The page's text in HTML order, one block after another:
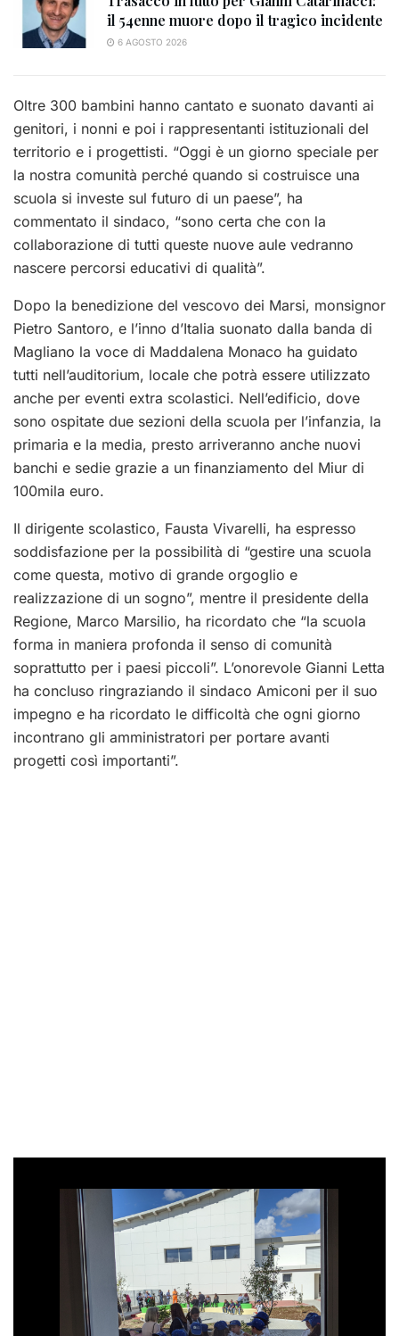
il 54enne muore dopo il tragico incidente
6 AGOSTO 2026
Oltre 300 bambini hanno cantato e suonato davanti ai
genitori, i nonni e poi i rappresentanti istituzionali del
territorio e i progettisti. “Oggi è un giorno speciale per
la nostra comunità perché quando si costruisce una
scuola si investe sul futuro di un paese”, ha
commentato il sindaco, “sono certa che con la
collaborazione di tutti queste nuove aule vedranno
nascere percorsi educativi di qualità”.
Dopo la benedizione del vescovo dei Marsi, monsignor
Pietro Santoro, e l’inno d’Italia suonato dalla banda di
Magliano la voce di Maddalena Monaco ha guidato
tutti nell’auditorium, locale che potrà essere utilizzato
anche per eventi extra scolastici. Nell’edificio, dove
sono ospitate due sezioni della scuola per l’infanzia, la
primaria e la media, presto arriveranno anche nuovi
banchi e sedie grazie a un finanziamento del Miur di
100mila euro.
Il dirigente scolastico, Fausta Vivarelli, ha espresso
soddisfazione per la possibilità di “gestire una scuola
come questa, motivo di grande orgoglio e
realizzazione di un sogno”, mentre il presidente della
Regione, Marco Marsilio, ha ricordato che “la scuola
forma in maniera profonda il senso di comunità
soprattutto per i paesi piccoli”. L’onorevole Gianni Letta
ha concluso ringraziando il sindaco Amiconi per il suo
impegno e ha ricordato le difficoltà che ogni giorno
incontrano gli amministratori per portare avanti
progetti così importanti”.